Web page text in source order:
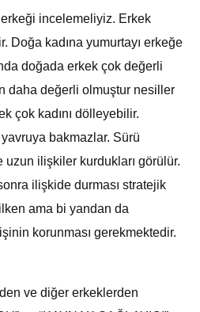
erkeği incelemeliyiz. Erkek
Doğa kadına yumurtayı erkeğe
doğada erkek çok değerli
daha değerli olmuştur nesiller
çok kadını dölleyebilir.
bakmazlar. Sürü
ilişkiler kurdukları görülür.
ilişkide durması stratejik
ama bi yandan da
korunması gerekmektedir.
ve diğer erkeklerden